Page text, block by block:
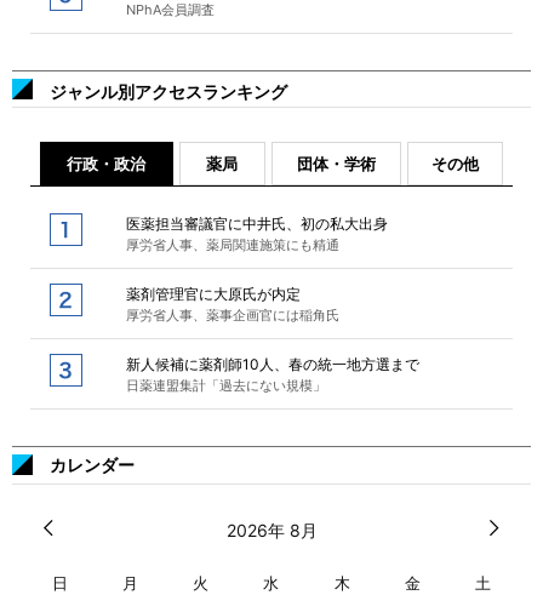
NPhA会員調査
ジャンル別アクセスランキング
行政・政治 薬局 団体・学術 その他
医薬担当審議官に中井氏、初の私大出身
厚労省人事、薬局関連施策にも精通
薬剤管理官に大原氏が内定
厚労省人事、薬事企画官には稲角氏
新人候補に薬剤師10人、春の統一地方選まで
日薬連盟集計「過去にない規模」
カレンダー
2026年 8月
日 月 火 水 木 金 土